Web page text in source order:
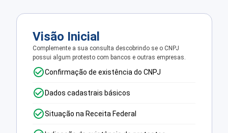
Visão Inicial
Complemente a sua consulta descobrindo se o CNPJ
possui algum protesto com bancos e outras empresas.
Confirmação de existência do CNPJ
Dados cadastrais básicos
Situação na Receita Federal